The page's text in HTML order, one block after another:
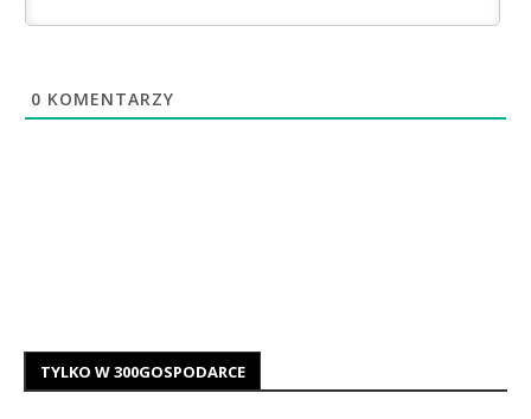
0 KOMENTARZY
TYLKO W 300GOSPODARCE